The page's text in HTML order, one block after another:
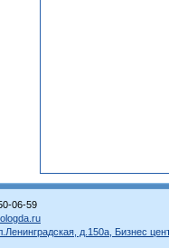
06-59
д.150а, Бизнес